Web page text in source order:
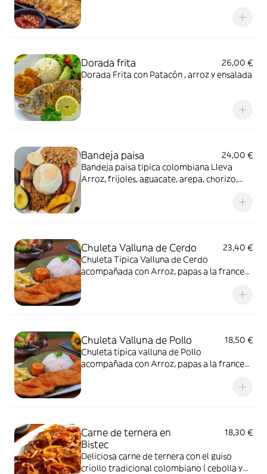
Dorada frita
26,00 €
Dorada Frita con Patacón , arroz y ensalada
.
Bandeja paisa
24,00 €
Bandeja paisa tipica colombiana Lleva
Arroz, frijoles, aguacate, arepa, chorizo,
Chuleta Valluna de Cerdo
23,40 €
Chuleta Tipica Valluna de Cerdo
acompañada con Arroz, papas a la francesa
Chuleta Valluna de Pollo
18,50 €
Chuleta tipica valluna de Pollo
acompañada con Arroz, papas a la francesa
Carne de ternera en
Bistec
18,30 €
Deliciosa carne de ternera con el guiso
criollo tradicional colombiano ( cebolla y